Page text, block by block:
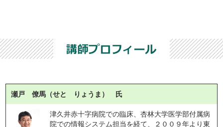
瀬戸 僚馬（せと りょうま） 氏
津久井赤十字病院での臨床、杏林大学医学部付属病
院での情報システム担当を経て、２００９年より東